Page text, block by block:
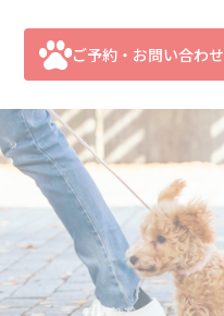
ご予約・お問い合わせ